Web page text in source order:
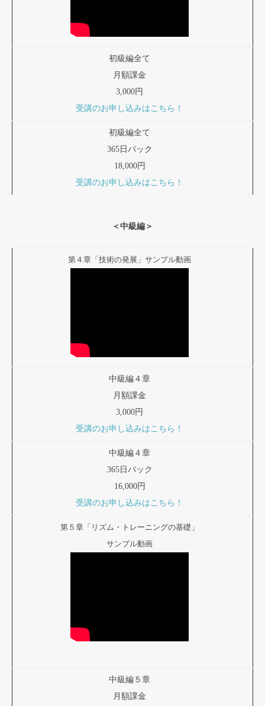
初級編全て
月額課金
3,000円
受講のお申し込みはこちら！
初級編全て
365日パック
18,000円
受講のお申し込みはこちら！
＜中級編＞
第４章「技術の発展」サンプル動画
中級編４章
月額課金
3,000円
受講のお申し込みはこちら！
中級編４章
365日パック
16,000円
受講のお申し込みはこちら！
第５章「リズム・トレーニングの基礎」
サンプル動画
中級編５章
月額課金